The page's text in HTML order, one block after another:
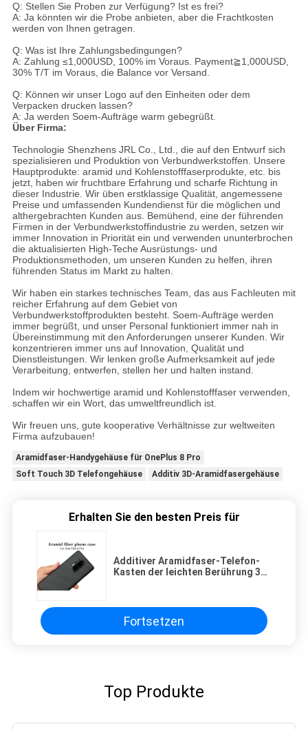
Q: Stellen Sie Proben zur Verfügung? Ist es frei?
A: Ja könnten wir die Probe anbieten, aber die Frachtkosten
werden von Ihnen getragen.
Q: Was ist Ihre Zahlungsbedingungen?
A: Zahlung ≤1,000USD, 100% im Voraus. Payment≧1,000USD,
30% T/T im Voraus, die Balance vor Versand.
Q: Können wir unser Logo auf den Einheiten oder dem
Verpacken drucken lassen?
A: Ja werden Soem-Aufträge warm gebegrüßt.
Über Firma:
Technologie Shenzhens JRL Co., Ltd., die auf den Entwurf sich
spezialisieren und Produktion von Verbundwerkstoffen. Unsere
Hauptprodukte: aramid und Kohlenstofffaserprodukte, etc. bis
jetzt, haben wir fruchtbare Erfahrung und scharfe Richtung in
dieser Industrie. Wir üben erstklassige Qualität, angemessene
Preise und umfassenden Kundendienst für die möglichen und
althergebrachten Kunden aus. Bemühend, eine der führenden
Firmen in der Verbundwerkstoffindustrie zu werden, setzen wir
immer Innovation in Priorität ein und verwenden ununterbrochen
die aktualisierten High-Teche Ausrüstungs- und
Produktionsmethoden, um unseren Kunden zu helfen, ihren
führenden Status im Markt zu halten.
Wir haben ein starkes technisches Team, das aus Fachleuten mit
reicher Erfahrung auf dem Gebiet von
Verbundwerkstoffprodukten besteht. Soem-Aufträge werden
immer begrüßt, und unser Personal funktioniert immer nah in
Übereinstimmung mit den Anforderungen unserer Kunden. Wir
konzentrieren immer uns auf Innovation, Qualität und
Dienstleistungen. Wir lenken große Aufmerksamkeit auf jede
Verarbeitung, entwerfen, stellen her und halten instand.
Indem wir hochwertige aramid und Kohlenstofffaser verwenden,
schaffen wir ein Wort, das umweltfreundlich ist.
Wir freuen uns, gute kooperative Verhältnisse zur weltweiten
Firma aufzubauen!
Aramidfaser-Handygehäuse für OnePlus 8 Pro
Soft Touch 3D Telefongehäuse
Additiv 3D-Aramidfasergehäuse
Erhalten Sie den besten Preis für
Additiver Aramidfaser-Telefon-
Kasten der leichten Berührung 3D
Fortsetzen
Top Produkte